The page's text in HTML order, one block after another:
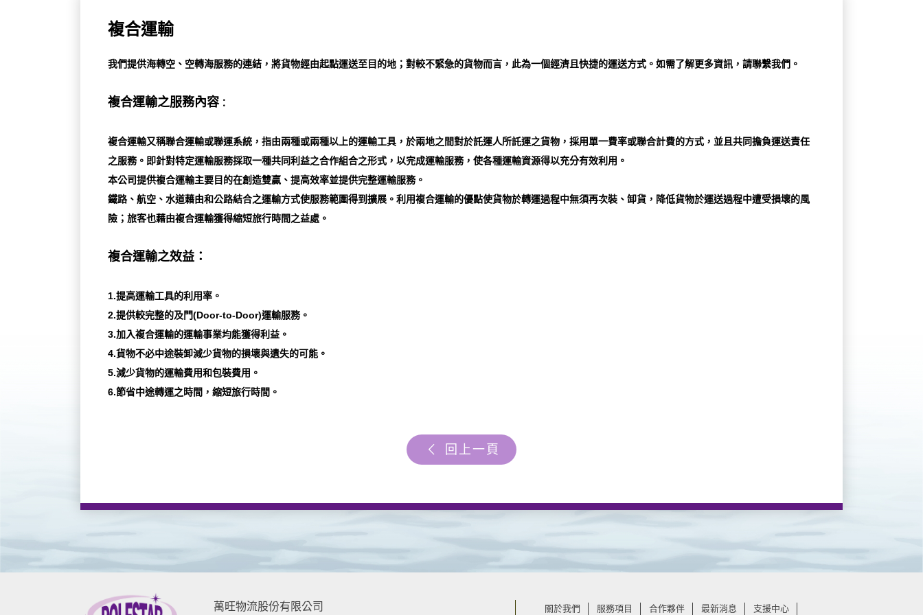
複合運輸
我們提供海轉空、空轉海服務的連結，將貨物經由起點運送至目的地；對較不緊急的貨物而言，此為一個經濟且快捷的運送方式。如需了解更多資訊，請聯繫我們。
複合運輸之服務內容 ：
複合運輸又稱聯合運輸或聯運系統，指由兩種或兩種以上的運輸工具，於兩地之間對於託運人所託運之貨物，採用單一費率或聯合計費的方式，並且共同擔負運送責任
之服務。即針對特定運輸服務採取一種共同利益之合作組合之形式，以完成運輸服務，使各種運輸資源得以充分有效利用。
本公司提供複合運輸主要目的在創造雙贏、提高效率並提供完整運輸服務。
鐵路、航空、水道藉由和公路結合之運輸方式使服務範圍得到擴展。利用複合運輸的優點使貨物於轉運過程中無須再次裝、卸貨，降低貨物於運送過程中遭受損壞的風
險；旅客也藉由複合運輸獲得縮短旅行時間之益處。
複合運輸之效益：
1.提高運輸工具的利用率。
2.提供較完整的及門(Door-to-Door)運輸服務。
3.加入複合運輸的運輸事業均能獲得利益。
4.貨物不必中途裝卸減少貨物的損壞與遺失的可能。
5.減少貨物的運輸費用和包裝費用。
6.節省中途轉運之時間，縮短旅行時間。
回上一頁
萬旺物流股份有限公司 關於我們 服務項目 合作夥伴 最新消息 支援中心